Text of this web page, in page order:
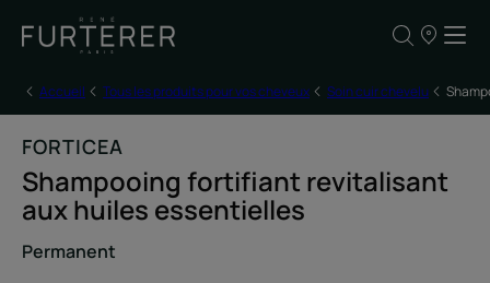
NOS
VENTE
Accueil Tous les produits pour vos cheveux Soin cuir chevelu
FORTICEA
Shampooing fortifiant revitalisant
aux huiles essentielles
Permanent